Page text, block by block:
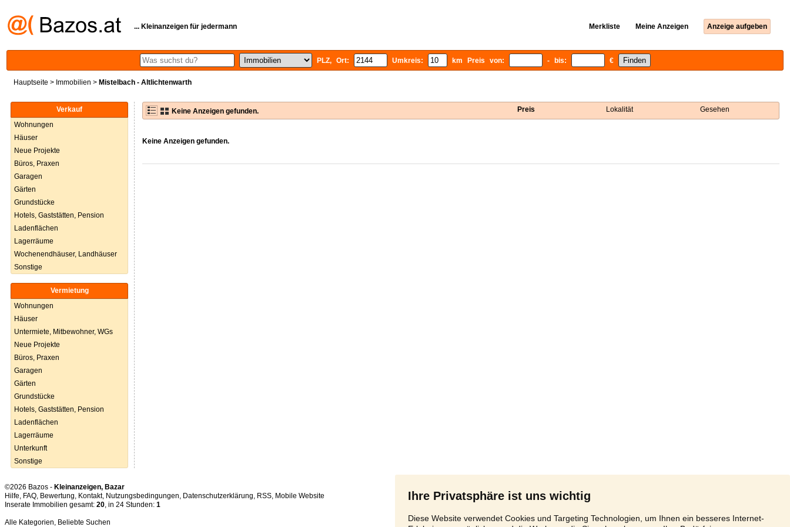
Ihre Privatsphäre ist uns wichtig
Diese Website verwendet Cookies und Targeting Technologien, um Ihnen ein besseres Internet-
... Kleinanzeigen für jedermann Merkliste Meine Anzeigen Anzeige aufgeben
PLZ, Ort: Umkreis: km Preis von: - bis: €
Hauptseite > Immobilien > Mistelbach - Altlichtenwarth
Verkauf
Wohnungen
Häuser
Neue Projekte
Büros, Praxen
Garagen
Gärten
Grundstücke
Hotels, Gaststätten, Pension
Ladenflächen
Lagerräume
Wochenendhäuser, Landhäuser
Sonstige
Vermietung
Wohnungen
Häuser
Untermiete, Mitbewohner, WGs
Neue Projekte
Büros, Praxen
Garagen
Gärten
Grundstücke
Hotels, Gaststätten, Pension
Ladenflächen
Lagerräume
Unterkunft
Sonstige
Keine Anzeigen gefunden. Preis Lokalität Gesehen
Keine Anzeigen gefunden.
©2026 Bazos - Kleinanzeigen, Bazar
Hilfe, FAQ, Bewertung, Kontakt, Nutzungsbedingungen, Datenschutzerklärung, RSS,
Inserate Immobilien gesamt: 20, in 24 Stunden: 1
Alle Kategorien, Beliebte Suchen